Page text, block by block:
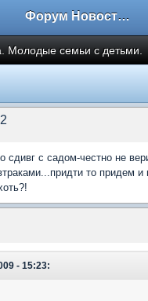
Форум Новостройки
Молодые семьи с детьми.
сдивг с садом-честно не
то придем
- 15:23: